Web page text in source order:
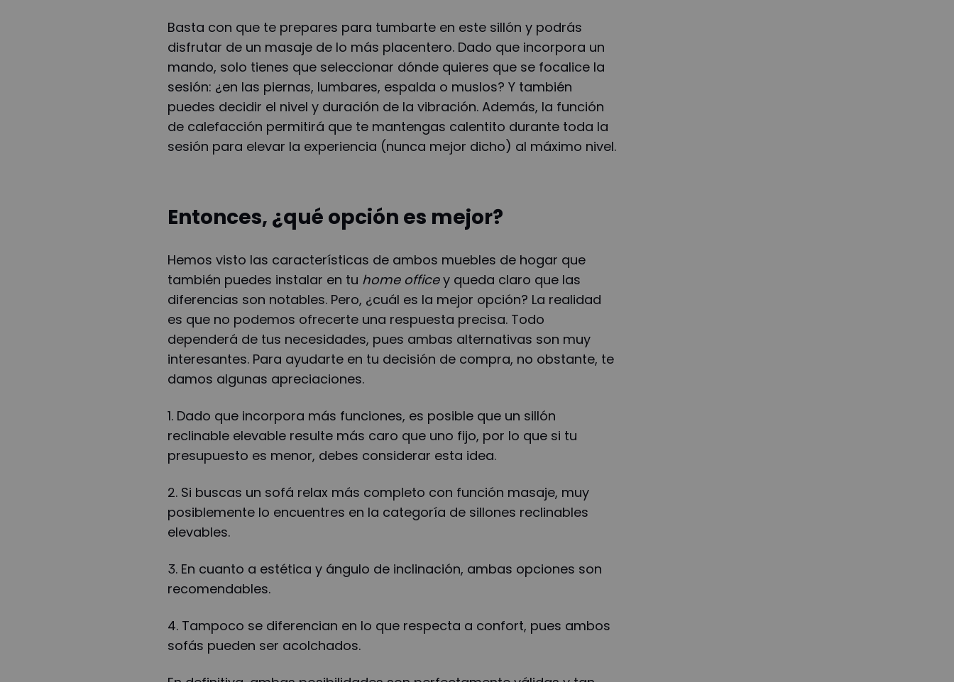
Basta con que te prepares para tumbarte en este sillón y podrás
disfrutar de un masaje de lo más placentero. Dado que incorpora un
mando, solo tienes que seleccionar dónde quieres que se focalice la
sesión: ¿en las piernas, lumbares, espalda o muslos? Y también
puedes decidir el nivel y duración de la vibración. Además, la función
de calefacción permitirá que te mantengas calentito durante toda la
sesión para elevar la experiencia (nunca mejor dicho) al máximo nivel.
Entonces, ¿qué opción es mejor?
Hemos visto las características de ambos muebles de hogar que
también puedes instalar en tu home officey queda claro que las
diferencias son notables. Pero, ¿cuál es la mejor opción? La realidad
es que no podemos ofrecerte una respuesta precisa. Todo
dependerá de tus necesidades, pues ambas alternativas son muy
interesantes. Para ayudarte en tu decisión de compra, no obstante, te
damos algunas apreciaciones.
1. Dado que incorpora más funciones, es posible que un sillón
reclinable elevable resulte más caro que uno fijo, por lo que si tu
presupuesto es menor, debes considerar esta idea.
2. Si buscas un sofá relax más completo con función masaje, muy
posiblemente lo encuentres en la categoría de sillones reclinables
elevables.
3. En cuanto a estética y ángulo de inclinación, ambas opciones son
recomendables.
4. Tampoco se diferencian en lo que respecta a confort, pues ambos
sofás pueden ser acolchados.